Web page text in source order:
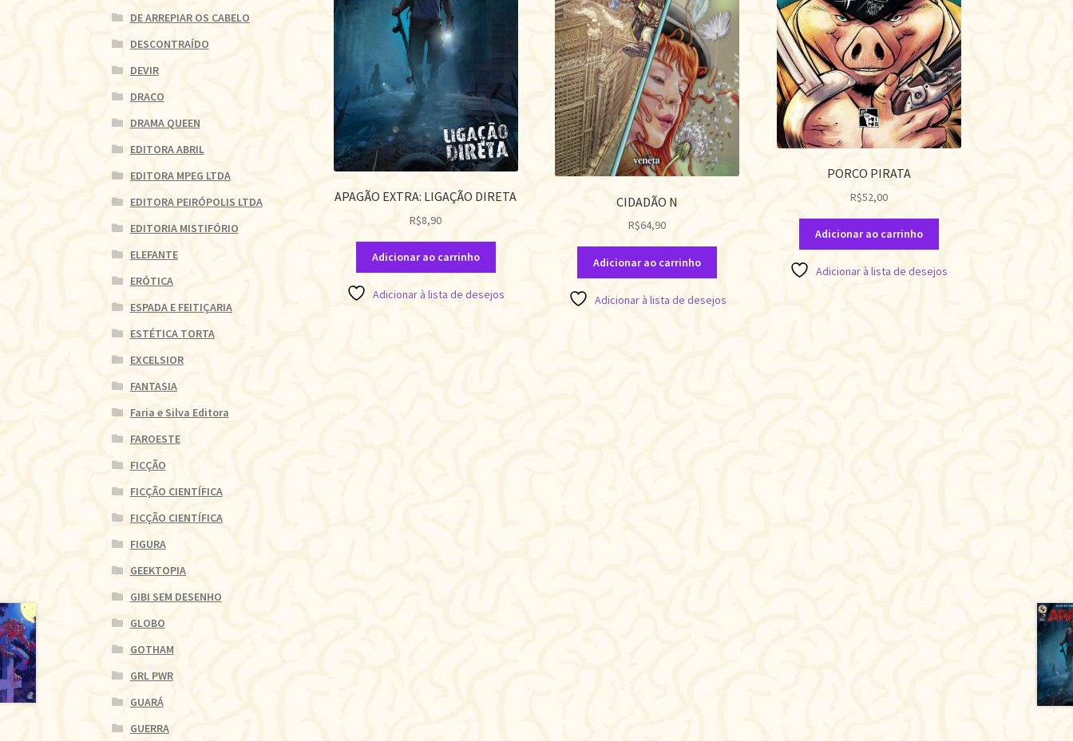
APAGÃO EXTRA: LIGAÇÃO DIRETA
R$8,90
Adicionar ao carrinho
Adicionar à lista de desejos
CIDADÃO N
R$64,90
Adicionar ao carrinho
Adicionar à lista de desejos
PORCO PIRATA
R$52,00
Adicionar ao carrinho
Adicionar à lista de desejos
DE ARREPIAR OS CABELO
DESCONTRAÍDO
DEVIR
DRACO
DRAMA QUEEN
EDITORA ABRIL
EDITORA MPEG LTDA
EDITORA PEIRÓPOLIS LTDA
EDITORIA MISTIFÓRIO
ELEFANTE
ERÓTICA
ESPADA E FEITIÇARIA
ESTÉTICA TORTA
EXCELSIOR
FANTASIA
Faria e Silva Editora
FAROESTE
FICÇÃO
FICÇÃO CIENTÍFICA
FICÇÃO CIENTÍFICA
FIGURA
GEEKTOPIA
GIBI SEM DESENHO
GLOBO
GOTHAM
GRL PWR
GUARÁ
GUERRA